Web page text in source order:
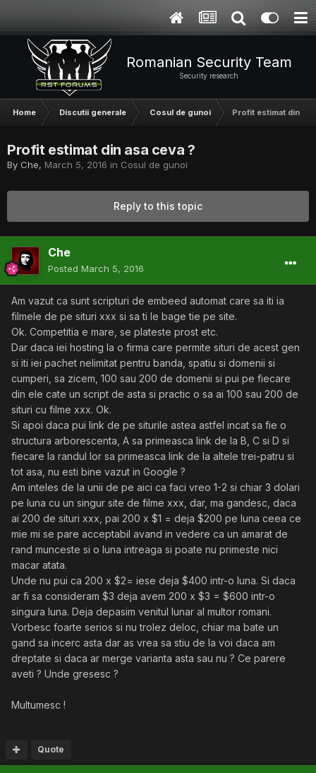
Romanian Security Team
Security research
Home Discutii generale Cosul de gunoi Profit estimat din
Profit estimat din asa ceva ?
By Che, March 5, 2016 in Cosul de gunoi
Reply to this topic
Che
Posted March 5, 2016
Am vazut ca sunt scripturi de embeed automat care sa iti ia
filmele de pe situri xxx si sa ti le bage tie pe site.
Ok. Competitia e mare, se plateste prost etc.
Dar daca iei hosting la o firma care permite situri de acest gen
si iti iei pachet nelimitat pentru banda, spatiu si domenii si
cumperi, sa zicem, 100 sau 200 de domenii si pui pe fiecare
din ele cate un script de asta si practic o sa ai 100 sau 200 de
situri cu filme xxx. Ok.
Si apoi daca pui link de pe siturile astea astfel incat sa fie o
structura arborescenta, A sa primeasca link de la B, C si D si
fiecare la randul lor sa primeasca link de la altele trei-patru si
tot asa, nu esti bine vazut in Google ?
Am inteles de la unii de pe aici ca faci vreo 1-2 si chiar 3 dolari
pe luna cu un singur site de filme xxx, dar, ma gandesc, daca
ai 200 de situri xxx, pai 200 x $1 = deja $200 pe luna ceea ce
mie mi se pare acceptabil avand in vedere ca un amarat de
rand munceste si o luna intreaga si poate nu primeste nici
macar atata.
Unde nu pui ca 200 x $2= iese deja $400 intr-o luna. Si daca
ar fi sa consideram $3 deja avem 200 x $3 = $600 intr-o
singura luna. Deja depasim venitul lunar al multor romani.
Vorbesc foarte serios si nu trolez deloc, chiar ma bate un
gand sa incerc asta dar as vrea sa stiu de la voi daca am
dreptate si daca ar merge varianta asta sau nu ? Ce parere
aveti ? Unde gresesc ?
Multumesc !
Quote